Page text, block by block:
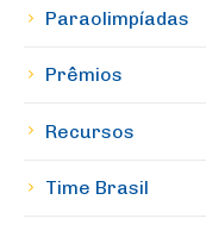
Paraolimpíadas
Prêmios
Recursos
Time Brasil